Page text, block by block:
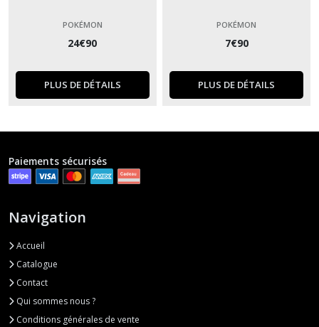
POKÉMON
24€90
PLUS DE DÉTAILS
POKÉMON
7€90
PLUS DE DÉTAILS
Paiements sécurisés
Navigation
Accueil
Catalogue
Contact
Qui sommes nous ?
Conditions générales de vente